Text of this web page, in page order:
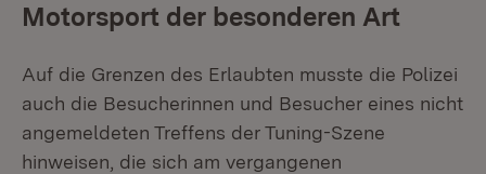
Motorsport der besonderen Art
Auf die Grenzen des Erlaubten musste die Polizei
auch die Besucherinnen und Besucher eines nicht
angemeldeten Treffens der Tuning-Szene
hinweisen, die sich am vergangenen